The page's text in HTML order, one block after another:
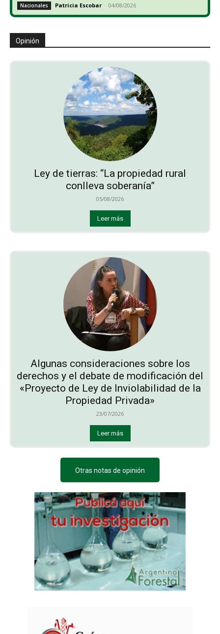
Nacionales Patricia Escobar - 04/08/2026
Opinión
Ley de tierras: “La propiedad rural
conlleva soberanía”
05/08/2026
Leer más
Algunas consideraciones sobre los
derechos y el debate de modificación del
«Proyecto de Ley de Inviolabilidad de la
Propiedad Privada»
23/07/2026
Leer más
Otras notas de opinión